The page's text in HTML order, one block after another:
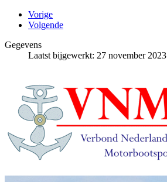
Vorige
Volgende
Gegevens
Laatst bijgewerkt: 27 november 2023